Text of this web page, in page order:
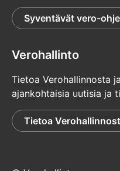
Syventävät vero-
Verohallinto
Tietoa Verohallinnosta
ajankohtaisia uutisia ja
Tietoa